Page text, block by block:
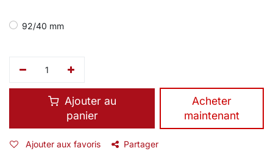
92/40 mm
Ajouter au
panier
​Acheter
maintenant
Ajouter aux favoris Partager